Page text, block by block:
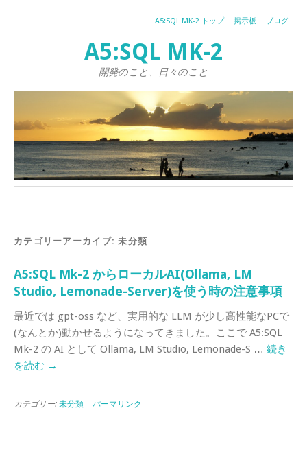
A5:SQL MK-2 トップ 掲示板 ブログ
A5:SQL MK-2
開発のこと、日々のこと
カテゴリーアーカイブ:未分類
A5:SQL Mk-2 からローカルAI(Ollama, LM
Studio, Lemonade-Server)を使う時の注意事項
最近では gpt-oss など、実用的な LLM が少し高性能なPCで
(なんとか)動かせるようになってきました。ここで A5:SQL
Mk-2 の AI として Ollama, LM Studio, Lemonade-S … 続き
を読む →
カテゴリー: 未分類 パーマリンク